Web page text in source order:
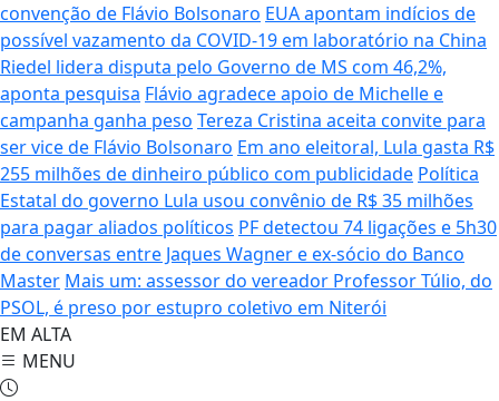
convenção de Flávio Bolsonaro EUA apontam indícios de
possível vazamento da COVID-19 em laboratório na China
Riedel lidera disputa pelo Governo de MS com 46,2%,
aponta pesquisa Flávio agradece apoio de Michelle e
campanha ganha peso Tereza Cristina aceita convite para
ser vice de Flávio Bolsonaro Em ano eleitoral, Lula gasta R$
255 milhões de dinheiro público com publicidade Política
Estatal do governo Lula usou convênio de R$ 35 milhões
para pagar aliados políticos PF detectou 74 ligações e 5h30
de conversas entre Jaques Wagner e ex-sócio do Banco
Master Mais um: assessor do vereador Professor Túlio, do
PSOL, é preso por estupro coletivo em Niterói
EM ALTA
MENU